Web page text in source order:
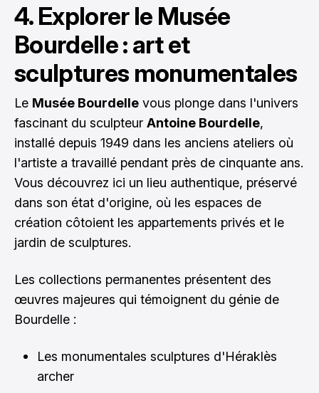
4. Explorer le Musée
Bourdelle : art et
sculptures monumentales
Le Musée Bourdelle vous plonge dans l'univers
fascinant du sculpteur Antoine Bourdelle,
installé depuis 1949 dans les anciens ateliers où
l'artiste a travaillé pendant près de cinquante ans.
Vous découvrez ici un lieu authentique, préservé
dans son état d'origine, où les espaces de
création côtoient les appartements privés et le
jardin de sculptures.
Les collections permanentes présentent des
œuvres majeures qui témoignent du génie de
Bourdelle :
Les monumentales sculptures d'Héraklès
archer